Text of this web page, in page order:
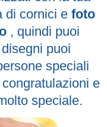
di cornici e foto
, quindi puoi
puoi
speciali
e
speciale.